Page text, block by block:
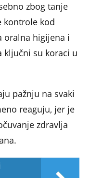
zbog tanje
kontrole kod
oralna higijena i
ključni su koraci u
pažnju na svaki
reaguju, jer je
zdravlja